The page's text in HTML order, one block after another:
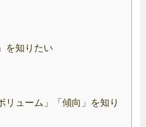
を知りたい
リューム」「傾向」を知り